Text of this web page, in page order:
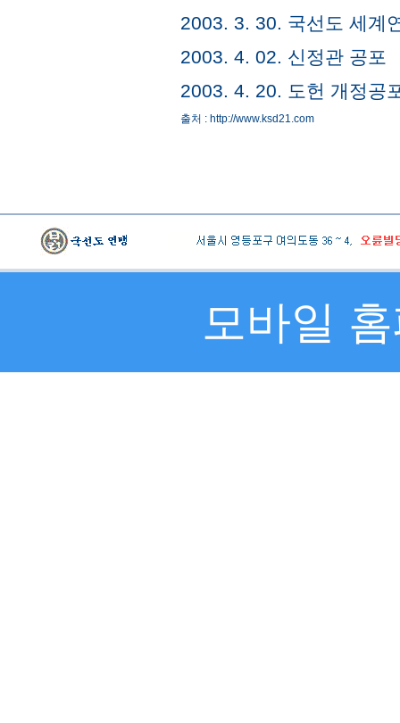
2003. 3. 30. 국선도 세계
2003. 4. 02. 신정관 공포
2003. 4. 20. 도헌 개정공
출처 : http://www.ksd21.com
모바일